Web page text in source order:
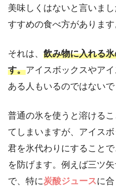
美味しくはないと言いま
すすめの食べ方があります
それは、 飲み物に入れる
す。アイスボックスやア
ある人もいるのではないで
普通の氷を使うと溶ける
てしまいますが、アイス
君を氷代わりにすること
を防げます。例えば三ツ
で、特に炭酸ジュースに